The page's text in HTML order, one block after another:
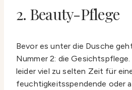
2. Beauty-Pflege
Bevor es unter die Dusche
Nummer 2: die
leider viel zu selten Zeit für
feuchtigkeitsspendende oder